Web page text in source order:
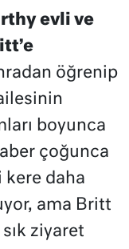
evli ve
öğrenip
boyunca
çoğunca
kere daha
ama Britt
ziyaret